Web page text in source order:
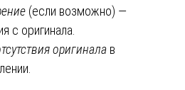
(если возможно) —
с оригинала.
оригинала в